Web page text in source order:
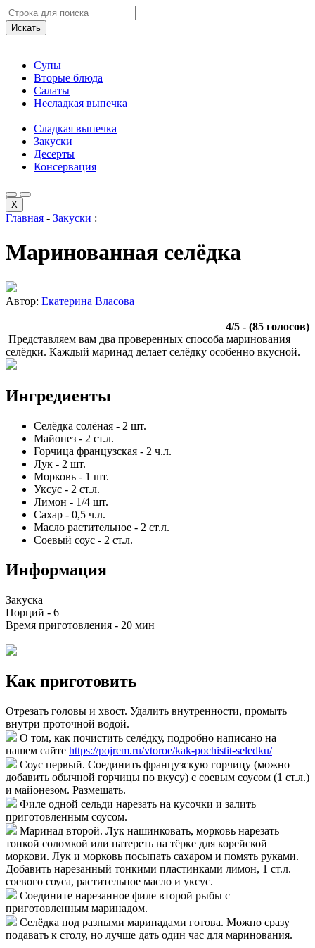
Искать
Супы
Вторые блюда
Салаты
Несладкая выпечка
Сладкая выпечка
Закуски
Десерты
Консервация
X
Главная - Закуски :
Маринованная селёдка
Автор: Екатерина Власова
4/5 - (85 голосов)
Представляем вам два проверенных способа маринования
селёдки. Каждый маринад делает селёдку особенно вкусной.
Ингредиенты
Селёдка солёная - 2 шт.
Майонез - 2 ст.л.
Горчица французская - 2 ч.л.
Лук - 2 шт.
Морковь - 1 шт.
Уксус - 2 ст.л.
Лимон - 1/4 шт.
Сахар - 0,5 ч.л.
Масло растительное - 2 ст.л.
Соевый соус - 2 ст.л.
Информация
Закуска
Порций - 6
Время приготовления - 20 мин
Как приготовить
Отрезать головы и хвост. Удалить внутренности, промыть
внутри проточной водой.
О том, как почистить селёдку, подробно написано на
нашем сайте https://pojrem.ru/vtoroe/kak-pochistit-seledku/
Соус первый. Соединить французскую горчицу (можно
добавить обычной горчицы по вкусу) с соевым соусом (1 ст.л.)
и майонезом. Размешать.
Филе одной сельди нарезать на кусочки и залить
приготовленным соусом.
Маринад второй. Лук нашинковать, морковь нарезать
тонкой соломкой или натереть на тёрке для корейской
моркови. Лук и морковь посыпать сахаром и помять руками.
Добавить нарезанный тонкими пластинками лимон, 1 ст.л.
соевого соуса, растительное масло и уксус.
Соедините нарезанное филе второй рыбы с
приготовленным маринадом.
Селёдка под разными маринадами готова. Можно сразу
подавать к столу, но лучше дать один час для маринования.